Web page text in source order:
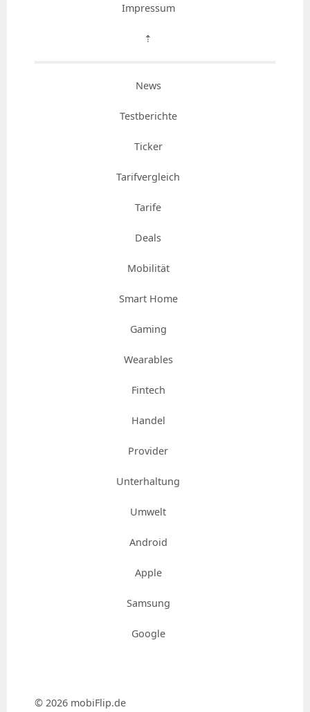
Impressum
⇡
News
Testberichte
Ticker
Tarifvergleich
Tarife
Deals
Mobilität
Smart Home
Gaming
Wearables
Fintech
Handel
Provider
Unterhaltung
Umwelt
Android
Apple
Samsung
Google
© 2026 mobiFlip.de